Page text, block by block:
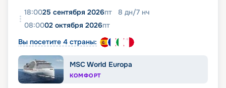
18:0025 сентября 2026пт 8 дн/7 нч
08:0002 октября 2026пт
Вы посетите 4 страны:
MSC World Europa
КОМФОРТ